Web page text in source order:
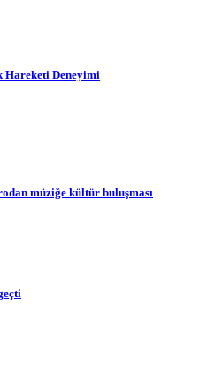
Hareketi Deneyimi
müziğe kültür buluşması